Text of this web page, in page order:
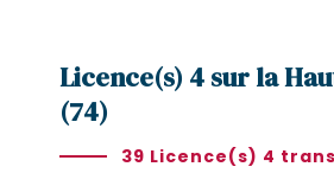
Licence(s) 4 sur la
(74)
39 Licence(s) 4